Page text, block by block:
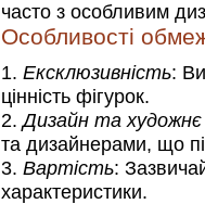
часто з особливим
Особливості
Ексклюзивність:
цінність фігурок.
Дизайн та
та дизайнерами, що
Вартість:
характеристики.